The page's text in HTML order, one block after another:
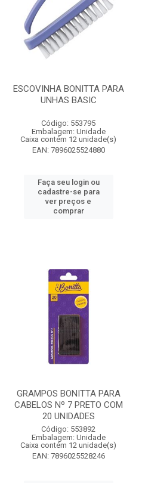
ESCOVINHA BONITTA PARA
UNHAS BASIC
Código: 553795
Embalagem: Unidade
Caixa contém 12 unidade(s)
EAN: 7896025524880
Faça seu login ou
cadastre-se para
ver preços e
comprar
GRAMPOS BONITTA PARA
CABELOS Nº 7 PRETO COM
20 UNIDADES
Código: 553892
Embalagem: Unidade
Caixa contém 12 unidade(s)
EAN: 7896025528246